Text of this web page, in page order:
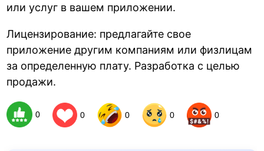
или услуг в вашем приложении.
Лицензирование: предлагайте свое
приложение другим компаниям или физлицам
за определенную плату. Разработка с целью
продажи.
0 0 0 0 0